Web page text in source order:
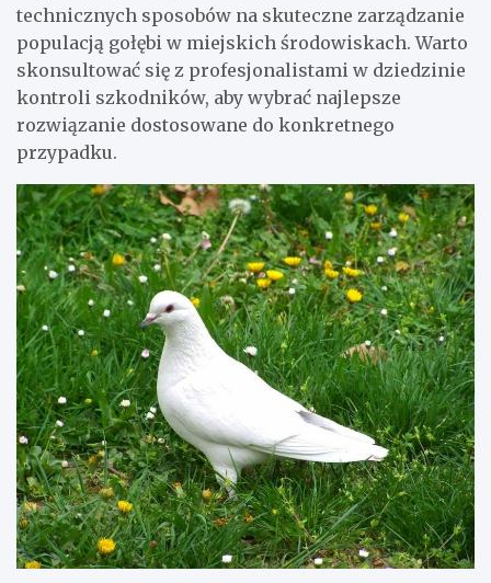
technicznych sposobów na skuteczne zarządzanie
populacją gołębi w miejskich środowiskach. Warto
skonsultować się z profesjonalistami w dziedzinie
kontroli szkodników, aby wybrać najlepsze
rozwiązanie dostosowane do konkretnego
przypadku.